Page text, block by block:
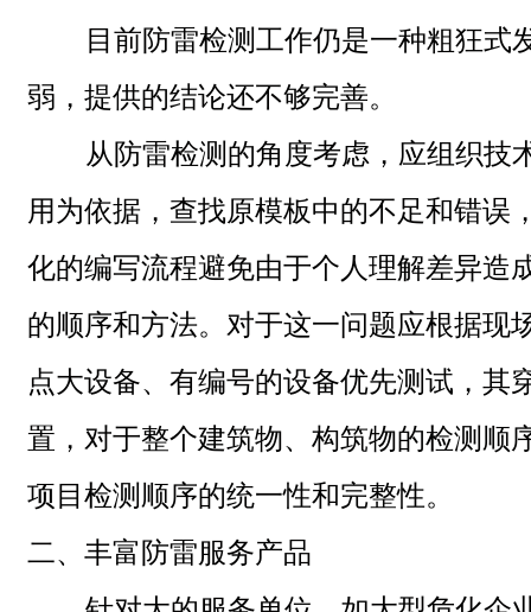
目前防雷检测工作仍是一种粗狂式发
弱，提供的结论还不够完善。
从防雷检测的角度考虑，应组织技术
用为依据，查找原模板中的不足和错误
化的编写流程避免由于个人理解差异造
的顺序和方法。对于这一问题应根据现
点大设备、有编号的设备优先测试，其
置，对于整个建筑物、构筑物的检测顺
项目检测顺序的统一性和完整性。
二、 丰富防雷服务产品